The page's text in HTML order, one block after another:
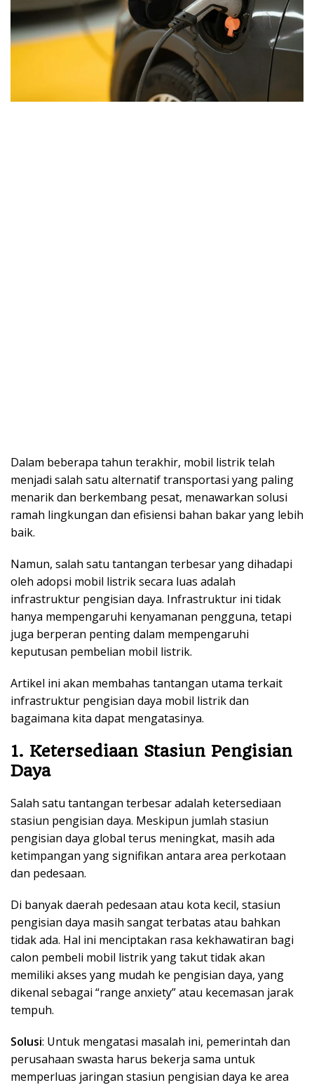
Dalam beberapa tahun terakhir, mobil listrik telah
menjadi salah satu alternatif transportasi yang paling
menarik dan berkembang pesat, menawarkan solusi
ramah lingkungan dan efisiensi bahan bakar yang lebih
baik.
Namun, salah satu tantangan terbesar yang dihadapi
oleh adopsi mobil listrik secara luas adalah
infrastruktur pengisian daya. Infrastruktur ini tidak
hanya mempengaruhi kenyamanan pengguna, tetapi
juga berperan penting dalam mempengaruhi
keputusan pembelian mobil listrik.
Artikel ini akan membahas tantangan utama terkait
infrastruktur pengisian daya mobil listrik dan
bagaimana kita dapat mengatasinya.
1. Ketersediaan Stasiun Pengisian
Daya
Salah satu tantangan terbesar adalah ketersediaan
stasiun pengisian daya. Meskipun jumlah stasiun
pengisian daya global terus meningkat, masih ada
ketimpangan yang signifikan antara area perkotaan
dan pedesaan.
Di banyak daerah pedesaan atau kota kecil, stasiun
pengisian daya masih sangat terbatas atau bahkan
tidak ada. Hal ini menciptakan rasa kekhawatiran bagi
calon pembeli mobil listrik yang takut tidak akan
memiliki akses yang mudah ke pengisian daya, yang
dikenal sebagai “range anxiety” atau kecemasan jarak
tempuh.
Solusi: Untuk mengatasi masalah ini, pemerintah dan
perusahaan swasta harus bekerja sama untuk
memperluas jaringan stasiun pengisian daya ke area